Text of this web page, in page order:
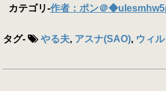
カテゴリ-作者：ポン＠
タグ- やる夫, アスナ(SAO), ウィ